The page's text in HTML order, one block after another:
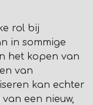
rol bij
in sommige
het kopen van
van
kan echter
een nieuw,